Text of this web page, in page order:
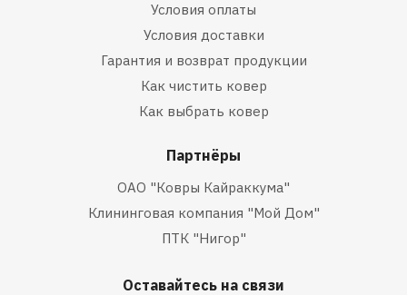
Условия оплаты
Условия доставки
Гарантия и возврат продукции
Как чистить ковер
Как выбрать ковер
Партнёры
ОАО "Ковры Кайраккума"
Клининговая компания "Мой Дом"
ПТК "Нигор"
Оставайтесь на связи